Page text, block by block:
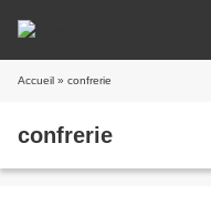
Accueil » confrerie
confrerie